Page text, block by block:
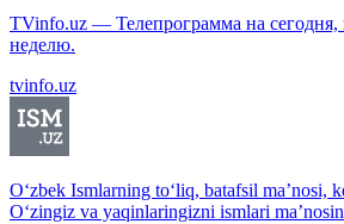
TVinfo.uz — Телепрограмма на
неделю.
tvinfo.uz
O‘zbek Ismlarning to‘liq, batafsil ma’nosi,
O‘zingiz va yaqinlaringizni ismlari